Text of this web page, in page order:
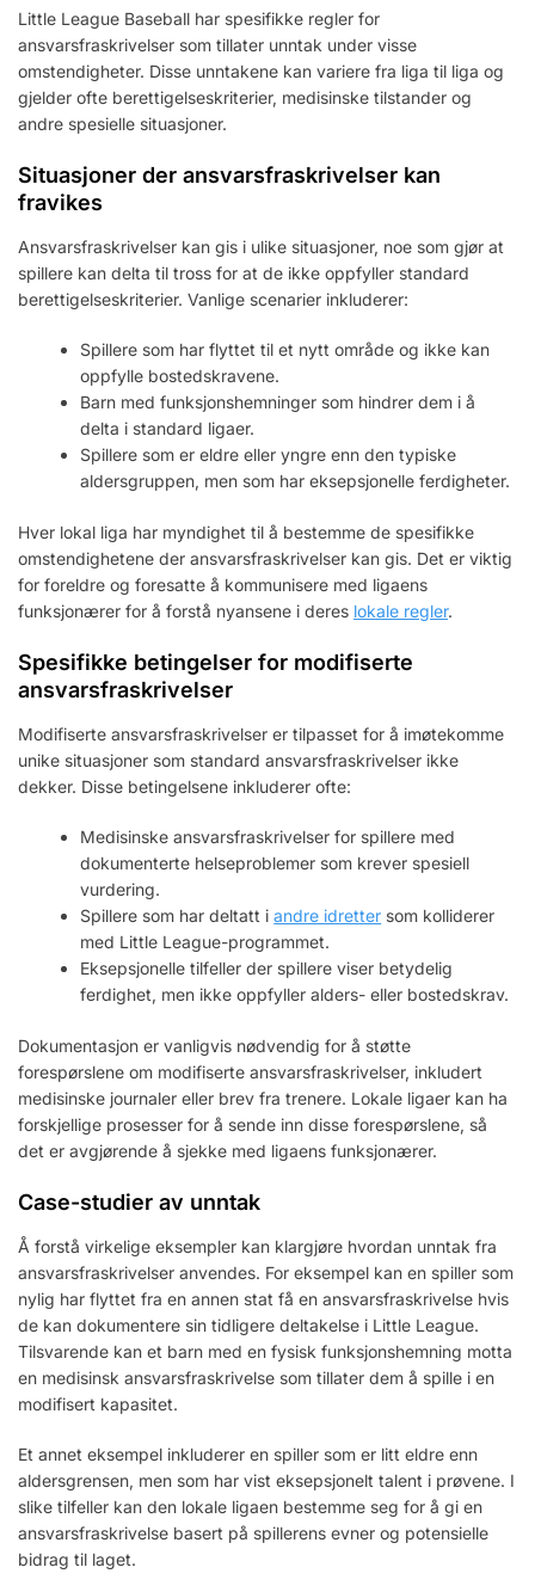
Little League Baseball har spesifikke regler for
ansvarsfraskrivelser som tillater unntak under visse
omstendigheter. Disse unntakene kan variere fra liga til liga og
gjelder ofte berettigelseskriterier, medisinske tilstander og
andre spesielle situasjoner.
Situasjoner der ansvarsfraskrivelser kan
fravikes
Ansvarsfraskrivelser kan gis i ulike situasjoner, noe som gjør at
spillere kan delta til tross for at de ikke oppfyller standard
berettigelseskriterier. Vanlige scenarier inkluderer:
Spillere som har flyttet til et nytt område og ikke kan
oppfylle bostedskravene.
Barn med funksjonshemninger som hindrer dem i å
delta i standard ligaer.
Spillere som er eldre eller yngre enn den typiske
aldersgruppen, men som har eksepsjonelle ferdigheter.
Hver lokal liga har myndighet til å bestemme de spesifikke
omstendighetene der ansvarsfraskrivelser kan gis. Det er viktig
for foreldre og foresatte å kommunisere med ligaens
funksjonærer for å forstå nyansene i deres lokale regler.
Spesifikke betingelser for modifiserte
ansvarsfraskrivelser
Modifiserte ansvarsfraskrivelser er tilpasset for å imøtekomme
unike situasjoner som standard ansvarsfraskrivelser ikke
dekker. Disse betingelsene inkluderer ofte:
Medisinske ansvarsfraskrivelser for spillere med
dokumenterte helseproblemer som krever spesiell
vurdering.
Spillere som har deltatt iandre idretter som kolliderer
med Little League-programmet.
Eksepsjonelle tilfeller der spillere viser betydelig
ferdighet, men ikke oppfyller alders- eller bostedskrav.
Dokumentasjon er vanligvis nødvendig for å støtte
forespørslene om modifiserte ansvarsfraskrivelser, inkludert
medisinske journaler eller brev fra trenere. Lokale ligaer kan ha
forskjellige prosesser for å sende inn disse forespørslene, så
det er avgjørende å sjekke med ligaens funksjonærer.
Case-studier av unntak
Å forstå virkelige eksempler kan klargjøre hvordan unntak fra
ansvarsfraskrivelser anvendes. For eksempel kan en spiller som
nylig har flyttet fra en annen stat få en ansvarsfraskrivelse hvis
de kan dokumentere sin tidligere deltakelse i Little League.
Tilsvarende kan et barn med en fysisk funksjonshemning motta
en medisinsk ansvarsfraskrivelse som tillater dem å spille i en
modifisert kapasitet.
Et annet eksempel inkluderer en spiller som er litt eldre enn
aldersgrensen, men som har vist eksepsjonelt talent i prøvene. I
slike tilfeller kan den lokale ligaen bestemme seg for å gi en
ansvarsfraskrivelse basert på spillerens evner og potensielle
bidrag til laget.